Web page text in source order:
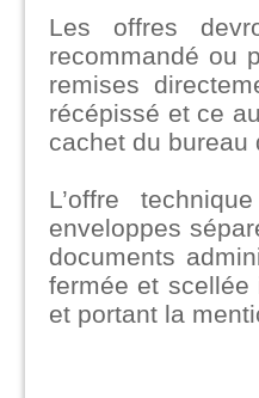
Les offres
recommandé ou
remises
récépissé et ce
cachet du bureau
L’offre
enveloppes
documents
fermée et scellée
et portant la